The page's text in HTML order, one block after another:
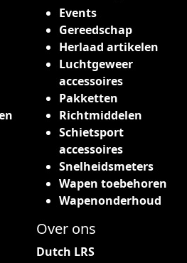
Events
Gereedschap
Herlaad artikelen
Luchtgeweer
accessoires
Pakketten
Richtmiddelen
Schietsport
accessoires
Snelheidsmeters
Wapen toebehoren
Wapenonderhoud
Over ons
Dutch LRS